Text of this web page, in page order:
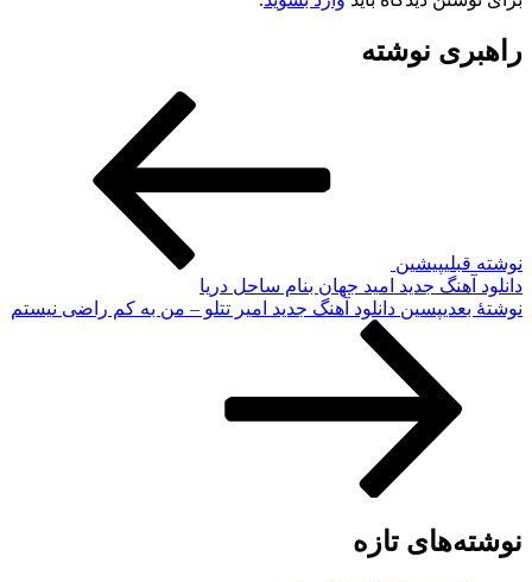
راهبری نوشته
نوشته قبلیپیشین
دانلود آهنگ جدید امید جهان بنام ساحل دریا
نوشته‌ٔ بعدیپسین دانلود آهنگ جدید امیر تتلو – من به کم راضی نیستم
نوشته‌های تازه